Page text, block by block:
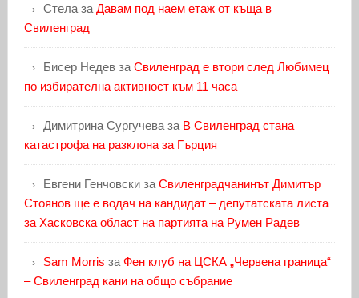
Стелаза Давам под наем етаж от къща в
Свиленград
Бисер Недевза Свиленград е втори след Любимец
по избирателна активност към 11 часа
Димитрина Сургучеваза В Свиленград стана
катастрофа на разклона за Гърция
Евгени Генчовскиза Свиленградчанинът Димитър
Стоянов ще е водач на кандидат – депутатската листа
за Хасковска област на партията на Румен Радев
Sam Morris за Фен клуб на ЦСКА „Червена граница“
– Свиленград кани на общо събрание